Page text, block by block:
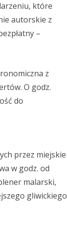
które
autorskie z
–
z
O godz.
do
przez miejskie
w godz. od
malarski,
gliwickiego